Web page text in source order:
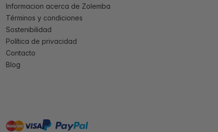
Informacion acerca de Zolemba
Términos y condiciones
Sostenibilidad
Política de privacidad
Contacto
Blog
mastervisa paypal